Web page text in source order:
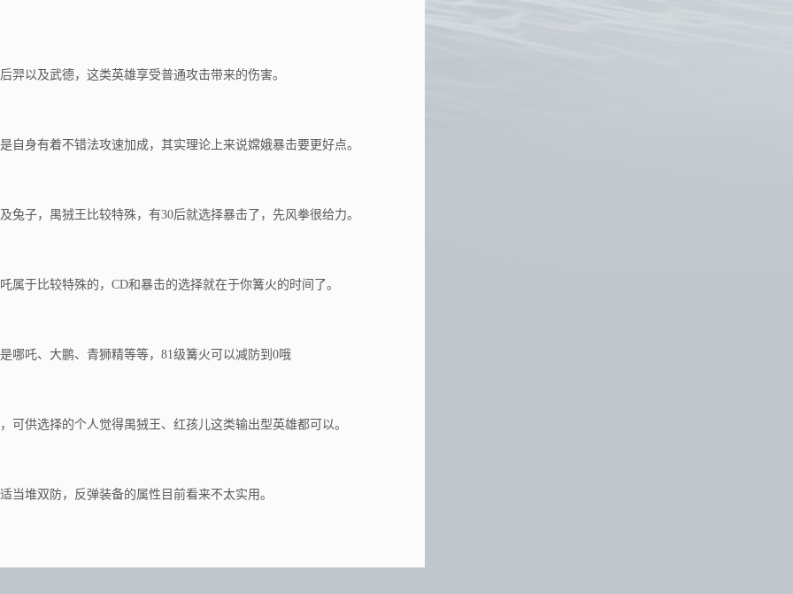
以及武德，这类英雄享受普通攻击带来的伤害。
有着不错法攻速加成，其实理论上来说嫦娥暴击要更好点。
，禺狨王比较特殊，有30后就选择暴击了，先风拳很给力。
比较特殊的，CD和暴击的选择就在于你篝火的时间了。
吒、大鹏、青狮精等等，81级篝火可以减防到0哦
选择的个人觉得禺狨王、红孩儿这类输出型英雄都可以。
堆双防，反弹装备的属性目前看来不太实用。